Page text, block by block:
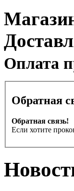
Оплата
Обратная
Обратная связь!
Если хотите